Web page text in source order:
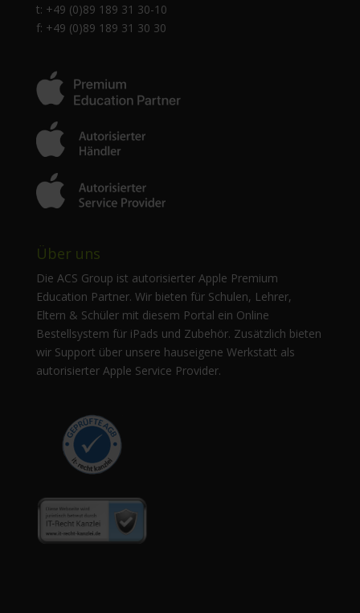
t: +49 (0)89 189 31 30-10
f: +49 (0)89 189 31 30 30
Über uns
Die ACS Group ist autorisierter Apple Premium
Education Partner. Wir bieten für Schulen, Lehrer,
Eltern & Schüler mit diesem Portal ein Online
Bestellsystem für iPads und Zubehör. Zusätzlich bieten
wir Support über unsere hauseigene Werkstatt als
autorisierter Apple Service Provider.